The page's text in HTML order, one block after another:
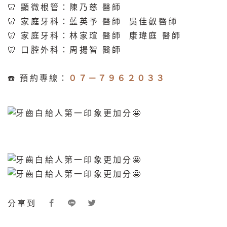
🦷 顯微根管：陳乃慈 醫師
🦷 家庭牙科：藍英予 醫師 吳佳叡醫師
🦷 家庭牙科：林家瑄 醫師 康瑋庭 醫師
🦷 口腔外科：周揚智 醫師
☎️ 預約專線： ０７－７９６２０３３
分享到